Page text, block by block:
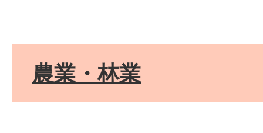
農業・林業